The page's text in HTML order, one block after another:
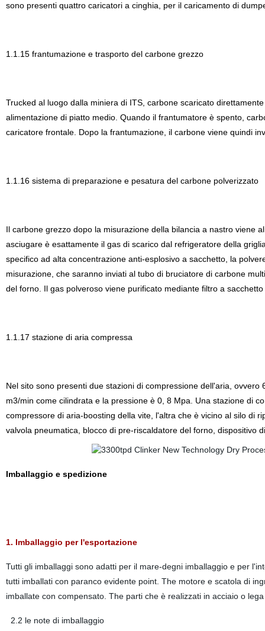
sono presenti quattro caricatori a cinghia, per il caricamento di
1.1.15 frantumazione e trasporto del carbone grezzo
Trucked al luogo dalla miniera di ITS, carbone scaricato
alimentazione di piatto medio. Quando il frantumatore è spento,
caricatore frontale. Dopo la frantumazione, il carbone viene quindi
1.1.16 sistema di preparazione e pesatura del carbone polverizzato
Il carbone grezzo dopo la misurazione della bilancia a nastro viene
asciugare è esattamente il gas di scarico dal refrigeratore della
specifico ad alta concentrazione anti-esplosivo a sacchetto, la
misurazione, che saranno inviati al tubo di bruciatore di carbone
del forno. Il gas polveroso viene purificato mediante filtro a
1.1.17 stazione di aria compressa
Nel sito sono presenti due stazioni di compressione dell'aria,
m3/min come cilindrata e la pressione è 0, 8 Mpa. Una stazione di
compressore di aria-boosting della vite, l'altra che è vicino al silo di
valvola pneumatica, blocco di pre-riscaldatore del forno, dispositivo
Imballaggio e spedizione
1. Imballaggio per l'esportazione
Tutti gli imballaggi sono adatti per il mare-degni imballaggio e per
tutti imballati con paranco evidente point. The motore e scatola di
imballate con compensato. The parti che è realizzati in acciaio o
2.2 le note di imballaggio